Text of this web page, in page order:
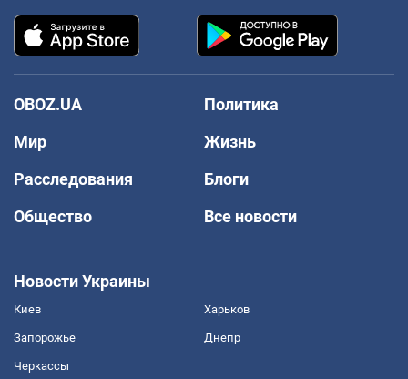
OBOZ.UA
Политика
Мир
Жизнь
Расследования
Блоги
Общество
Все новости
Новости Украины
Киев Харьков
Запорожье Днепр
Черкассы